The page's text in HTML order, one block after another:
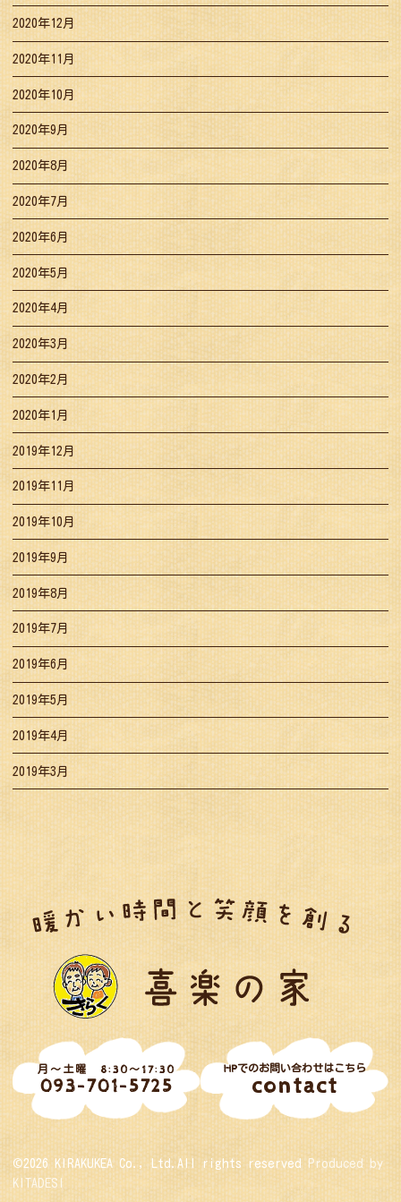
2020年12月
2020年11月
2020年10月
2020年9月
2020年8月
2020年7月
2020年6月
2020年5月
2020年4月
2020年3月
2020年2月
2020年1月
2019年12月
2019年11月
2019年10月
2019年9月
2019年8月
2019年7月
2019年6月
2019年5月
2019年4月
2019年3月
月～土曜 8:30～17:30
093-701-5725
HPでのお問い合わせはこちら
contact
©2026 KIRAKUKEA Co., Ltd.All rights reserved Produced by
KITADESI